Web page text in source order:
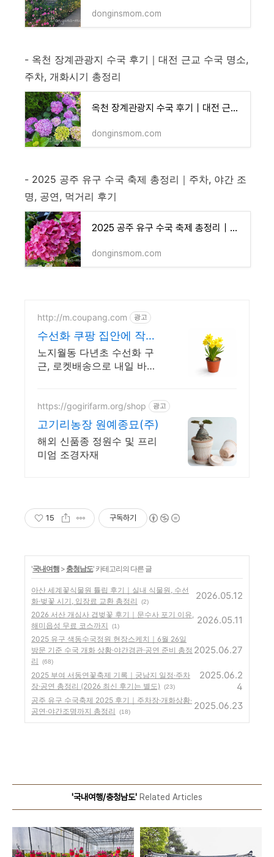
donginsmom.com
- 옥천 장계관광지 수국 후기｜대전 근교 수국 명소,
주차, 개화시기 총정리
옥천 장계관광지 수국 후기｜대전 근교 수국 명소, 주차, 개화시기 총정리
donginsmom.com
- 2025 공주 유구 수국 축제 총정리｜주차, 야간 조
명, 공연, 먹거리 후기
2025 공주 유구 수국 축제 총정리｜주차, 야간 조명, 공연, 먹거리 후기
donginsmom.com
http://m.coupang.com 광고
수선화 쿠팡 집안에 작은
봄
노지월동 다년초 수선화 구
근, 로켓배송으로 내일 바로
가득 봄 기운을.
https://gogirifarm.org/shop 광고
고기리농장 원예종묘(주)
해외 신품종 정원수 및 프리
미엄 조경자재
15 구독하기
'국내여행 > 충청남도' 카테고리의 다른 글
아산 세계꽃식물원 튤립 후기｜실내 식물원, 수선
화·벚꽃 시기, 입장료 교환 총정리
(2)
2026.05.12
2026 서산 개심사 겹벚꽃 후기｜문수사 포기 이유,
해미읍성 무료 코스까지
(1)
2026.05.11
2025 유구 색동수국정원 현장스케치｜6월 26일
방문 기준 수국 개화 상황·야간경관·공연 준비 총정
리
(68)
2025.06.27
2025 부여 서동연꽃축제 기록｜궁남지 일정·주차
장·공연 총정리 (2026 최신 후기는 별도)
(23)
2025.06.2
4
공주 유구 수국축제 2025 후기｜주차장·개화상황·
공연·야간조명까지 총정리
(18)
2025.06.23
'국내여행/충청남도' Related Articles